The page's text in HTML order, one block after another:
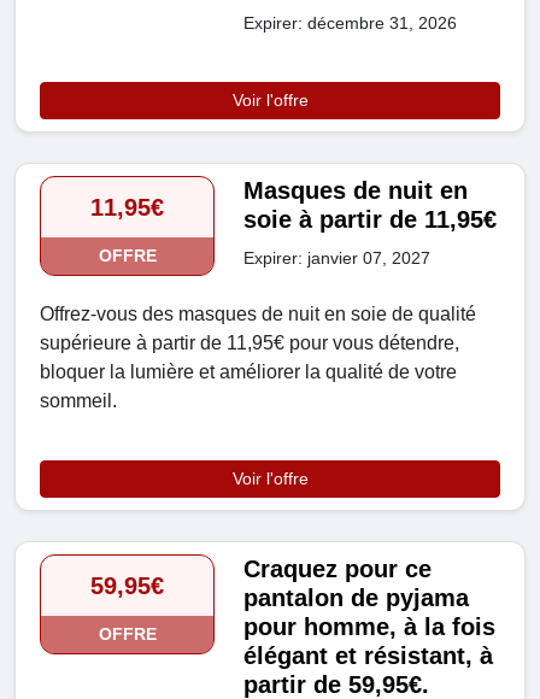
Expirer: décembre 31, 2026
Voir l'offre
11,95€
OFFRE
Masques de nuit en
soie à partir de 11,95€
Expirer: janvier 07, 2027
Offrez-vous des masques de nuit en soie de qualité
supérieure à partir de 11,95€ pour vous détendre,
bloquer la lumière et améliorer la qualité de votre
sommeil.
Voir l'offre
59,95€
OFFRE
Craquez pour ce
pantalon de pyjama
pour homme, à la fois
élégant et résistant, à
partir de 59,95€.